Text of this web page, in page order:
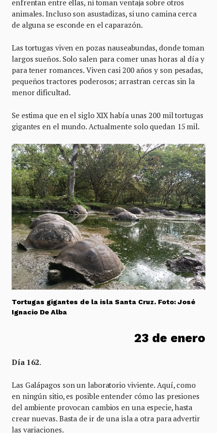
enfrentan entre ellas, ni toman ventaja sobre otros
animales. Incluso son asustadizas, si uno camina cerca
de alguna se esconde en el caparazón.
Las tortugas viven en pozas nauseabundas, donde toman
largos sueños. Solo salen para comer unas horas al día y
para tener romances. Viven casi 200 años y son pesadas,
pequeños tractores poderosos; arrastran cercas sin la
menor dificultad.
Se estima que en el siglo XIX había unas 200 mil tortugas
gigantes en el mundo. Actualmente solo quedan 15 mil.
Tortugas gigantes de la isla Santa Cruz. Foto: José
Ignacio De Alba
23 de enero
Día 162.
Las Galápagos son un laboratorio viviente. Aquí, como
en ningún sitio, es posible entender cómo las presiones
del ambiente provocan cambios en una especie, hasta
crear nuevas. Basta de ir de una isla a otra para advertir
las variaciones.